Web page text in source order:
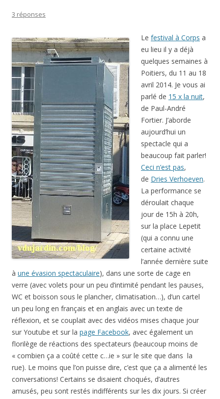
3 réponses
Le festival à Corps a
eu lieu il y a déjà
quelques semaines à
Poitiers, du 11 au 18
avril 2014. Je vous ai
parlé de 15 x la nuit,
de Paul-André
Fortier. J’aborde
aujourd’hui un
spectacle qui a
beaucoup fait parler!
Ceci n’est pas,
de Dries Verhoeven.
La performance se
déroulait chaque
jour de 15h à 20h,
sur la place Lepetit
(qui a connu une
certaine activité
l’année dernière suite
à une évasion spectaculaire), dans une sorte de cage en
verre (avec volets pour un peu d’intimité pendant les pauses,
WC et boisson sous le plancher, climatisation…), d’un cartel
un peu long en français et en anglais avec un texte de
réflexion, et se couplait avec des vidéos mises chaque jour
sur Youtube et sur la page Facebook, avec également un
florilège de réactions des spectateurs (beaucoup moins de
« combien ça a coûté cette c…ie » sur le site que dans la
rue). Le moins que l’on puisse dire, c’est que ça a alimenté les
conversations! Certains se disaient choqués, d’autres
amusés, peu sont restés indifférents sur les dix jours. Si créer